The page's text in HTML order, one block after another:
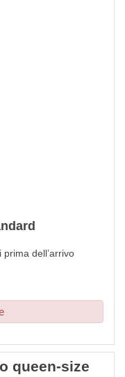
dell’arrivo
queen-size